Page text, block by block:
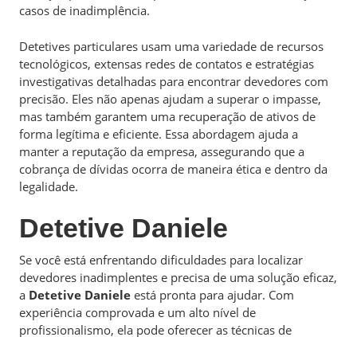
casos de inadimplência.
Detetives particulares usam uma variedade de recursos
tecnológicos, extensas redes de contatos e estratégias
investigativas detalhadas para encontrar devedores com
precisão. Eles não apenas ajudam a superar o impasse,
mas também garantem uma recuperação de ativos de
forma legítima e eficiente. Essa abordagem ajuda a
manter a reputação da empresa, assegurando que a
cobrança de dívidas ocorra de maneira ética e dentro da
legalidade.
Detetive Daniele
Se você está enfrentando dificuldades para localizar
devedores inadimplentes e precisa de uma solução eficaz,
a Detetive Daniele está pronta para ajudar. Com
experiência comprovada e um alto nível de
profissionalismo, ela pode oferecer as técnicas de